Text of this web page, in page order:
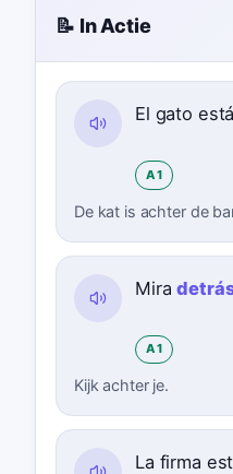
📝 In Actie
El gato
A1
De kat is achter de
Mira
A1
Kijk achter je.
La firma